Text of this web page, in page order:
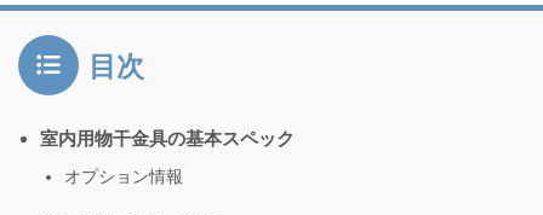
目次
室内用物干金具の基本スペック
オプション情報